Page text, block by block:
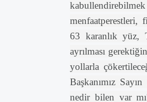
menfaatperestleri,
63 karanlık yüz,
ayrılması
yollarla
Başkanımız
nedir bilen var